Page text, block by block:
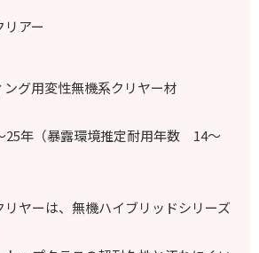
アー
グ用変性無機系クリヤー材
年（暴露環境推定耐用年数 14～
ヤーは、無機ハイブリッドシリーズ